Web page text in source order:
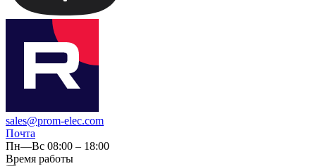
sales@prom-elec.com
Почта
Пн—Вс 08:00 – 18:00
Время работы